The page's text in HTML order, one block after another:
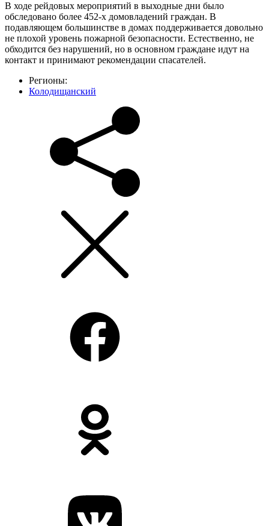
В ходе рейдовых мероприятий в выходные дни было
обследовано более 452-х домовладений граждан. В
подавляющем большинстве в домах поддерживается довольно
не плохой уровень пожарной безопасности. Естественно, не
обходится без нарушений, но в основном граждане идут на
контакт и принимают рекомендации спасателей.
Регионы:
Колодищанский